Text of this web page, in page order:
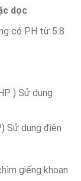
dọc
có PH từ 5.8
) Sử dụng
Sử dụng điện
giếng khoan